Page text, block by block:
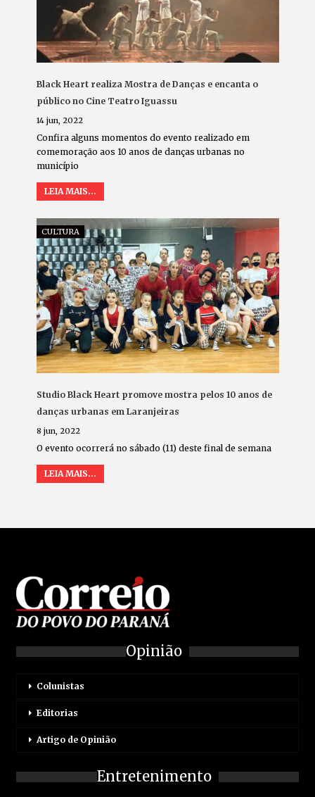
Black Heart realiza Mostra de Danças e encanta o
público no Cine Teatro Iguassu
14 jun, 2022
Confira alguns momentos do evento realizado em
comemoração aos 10 anos de danças urbanas no
município
LEIA MAIS...
CULTURA
Studio Black Heart promove mostra pelos 10 anos de
danças urbanas em Laranjeiras
8 jun, 2022
O evento ocorrerá no sábado (11) deste final de semana
LEIA MAIS...
Opinião
Colunistas
Editorias
Artigo de Opinião
Entretenimento